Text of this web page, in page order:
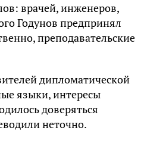
врачей, инженеров,
Годунов предпринял
преподавательские
дипломатической
языки, интересы
доверяться
неточно.